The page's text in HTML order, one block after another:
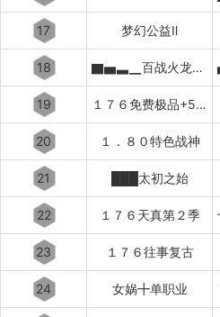
17 梦幻公益Ⅱ
18 ▇▅▃▁百战火龙▁▃▅▇
19 １７６免费极品+5〓道招猛虎〓
20 １．８０特色战神
21 ███太初之始
22 １７６天真第２季
23 １７６往事复古
24 女娲╋单职业